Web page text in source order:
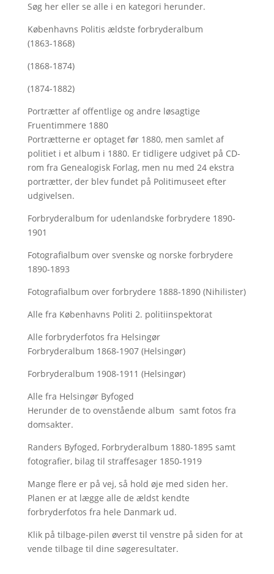
Søg hereller se alle i en kategori herunder.
Københavns Politis ældste forbryderalbum
(1863-1868)
(1868-1874)
(1874-1882)
Portrætter af offentlige og andre løsagtige
Fruentimmere 1880
Portrætterne er optaget før 1880, men samlet af
politiet i et album i 1880. Er tidligere udgivet på CD-
rom fra Genealogisk Forlag, men nu med 24 ekstra
portrætter, der blev fundet på Politimuseet efter
udgivelsen.
Forbryderalbum for udenlandske forbrydere 1890-
1901
Fotografialbum over svenske og norske forbrydere
1890-1893
Fotografialbum over forbrydere 1888-1890 (Nihilister)
Alle fra Københavns Politi 2. politiinspektorat
Alle forbryderfotos fra Helsingør
Forbryderalbum 1868-1907 (Helsingør)
Forbryderalbum 1908-1911 (Helsingør)
Alle fra Helsingør Byfoged
Herunder de to ovenstående album samt fotos fra
domsakter.
Randers Byfoged, Forbryderalbum 1880-1895 samt
fotografier, bilag til straffesager 1850-1919
Mange flere er på vej, så hold øje med siden her.
Planen er at lægge alle de ældst kendte
forbryderfotos fra hele Danmark ud.
Klik på tilbage-pilen øverst til venstre på siden for at
vende tilbage til dine søgeresultater.